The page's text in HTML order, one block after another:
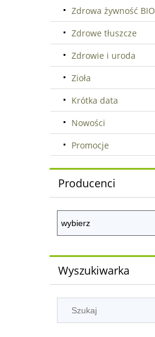
Zdrowa żywność BIO
Zdrowe tłuszcze
Zdrowie i uroda
Zioła
Krótka data
Nowości
Promocje
Producenci
Wyszukiwarka